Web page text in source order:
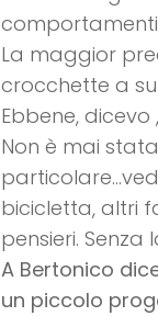
La maggior
crocchette a
Ebbene, dicevo
Non è mai
bicicletta, altri
pensieri.
A Bertonico
un piccolo